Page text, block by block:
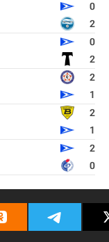
0
2
0
2
2
1
2
1
2
0